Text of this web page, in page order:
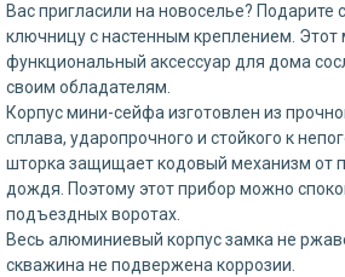
Вас пригласили на новоселье? Подарите
ключницу с настенным креплением. Этот
функциональный аксессуар для дома
своим обладателям.
Корпус мини-сейфа изготовлен из
сплава, ударопрочного и стойкого к
шторка защищает кодовый механизм от
дождя. Поэтому этот прибор можно
подъездных воротах.
Весь алюминиевый корпус замка не
скважина не подвержена коррозии.